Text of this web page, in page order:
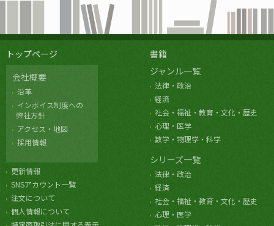
トップページ
会社概要
沿革
インボイス制度への
弊社方針
アクセス・地図
採用情報
更新情報
SNSアカウント一覧
注文について
個人情報について
書籍
ジャンル一覧
法律・政治
経済
社会・福祉・教育・文化・歴史
心理・医学
数学・物理学・科学
シリーズ一覧
法律・政治
経済
社会・福祉・教育・文化・歴史
心理・医学